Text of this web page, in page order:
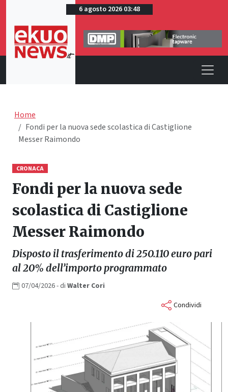
6 agosto 2026 03:48
Home
Fondi per la nuova sede scolastica di Castiglione
Messer Raimondo
CRONACA
Fondi per la nuova sede
scolastica di Castiglione
Messer Raimondo
Disposto il trasferimento di 250.110 euro pari
al 20% dell’importo programmato
07/04/2026- di Walter Cori
Condividi